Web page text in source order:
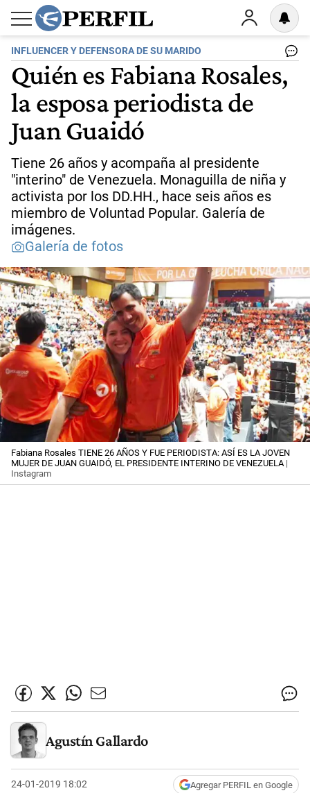
INFLUENCER Y DEFENSORA DE SU MARIDO
Quién es Fabiana Rosales,
la esposa periodista de
Juan Guaidó
Tiene 26 años y acompaña al presidente
"interino" de Venezuela. Monaguilla de niña y
activista por los DD.HH., hace seis años es
miembro de Voluntad Popular. Galería de
imágenes.
Galería de fotos
Fabiana Rosales TIENE 26 AÑOS Y FUE PERIODISTA: ASÍ ES LA JOVEN
MUJER DE JUAN GUAIDÓ, EL PRESIDENTE INTERINO DE VENEZUELA|
Instagram
Agustín Gallardo
24-01-2019 18:02 Agregar PERFIL en Google